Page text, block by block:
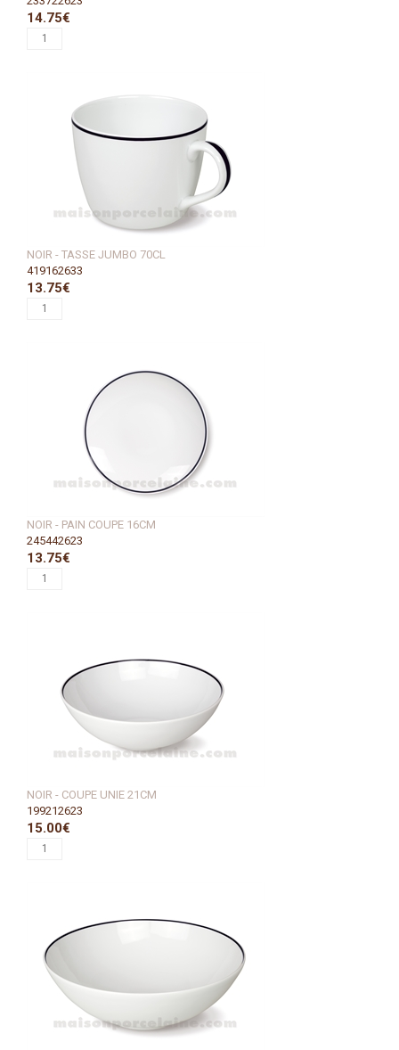
14.75€
NOIR - TASSE JUMBO 70CL
419162633
13.75€
NOIR - PAIN COUPE 16CM
245442623
13.75€
NOIR - COUPE UNIE 21CM
199212623
15.00€